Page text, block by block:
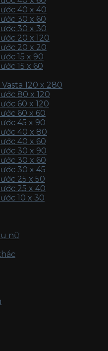
40 x 40
30 x 60
30 x 30
20 x 120
20 x 20
15 x 90
15 x 60
120 x 280
80 x 120
60 x 120
60 x 60
45 x 90
40 x 80
40 x 60
30 x 90
30 x 60
30 x 45
25 x 50
25 x 40
10 x 30
nữ